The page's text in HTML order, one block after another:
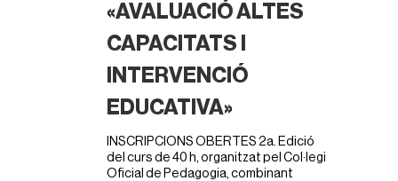
«AVALUACIÓ ALTES
CAPACITATS I
INTERVENCIÓ
EDUCATIVA»
INSCRIPCIONS OBERTES 2a. Edició
del curs de 40 h, organitzat pel Col·legi
Oficial de Pedagogia, combinant